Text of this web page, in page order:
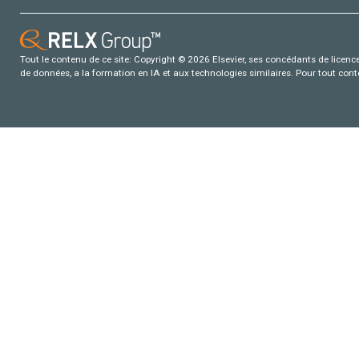
Tout le contenu de ce site: Copyright © 2026 Elsevier, ses concédants de
de données, a la formation en IA et aux technologies similaires. Pour tout